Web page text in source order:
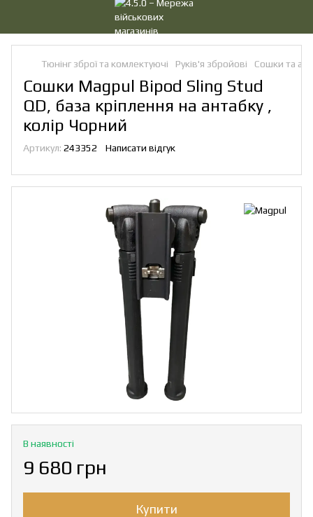
Тюнінг зброї та комлектуючі Руків'я збройові Сошки та
Сошки Magpul Bipod Sling Stud
QD, база кріплення на антабку ,
колір Чорний
Артикул: 243352 Написати відгук
В наявності
9 680 грн
Купити